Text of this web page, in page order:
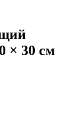
× 30 см